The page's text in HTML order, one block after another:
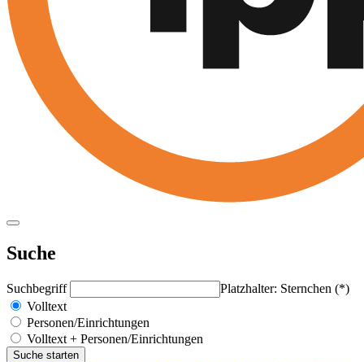
Suche
Suchbegriff
Platzhalter: Sternchen (*)
Volltext
Personen/Einrichtungen
Volltext + Personen/Einrichtungen